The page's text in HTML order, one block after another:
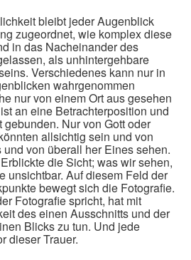
bleibt jeder Augenblick
zugeordnet, wie komplex diese
in das Nacheinander des
als unhintergehbare
Verschiedenes kann nur in
wahrgenommen
nur von einem Ort aus gesehen
an eine Betrachterposition und
Nur von Gott oder
allsichtig sein und von
von überall her Eines sehen.
die Sicht; was wir sehen,
unsichtbar. Auf diesem Feld der
bewegt sich die Fotografie.
Fotografie spricht, hat mit
des einen Ausschnitts und der
Blicks zu tun. Und jede
dieser Trauer.